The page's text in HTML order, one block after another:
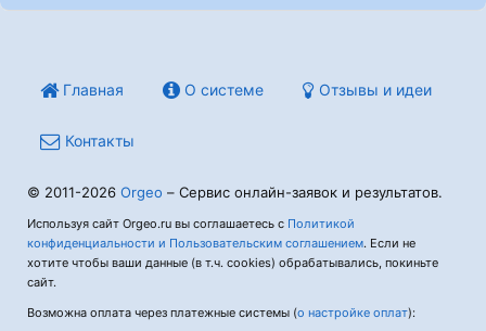
Главная О системе Отзывы и идеи
Контакты
© 2011-2026 Orgeo – Сервис онлайн-заявок и результатов.
Используя сайт Orgeo.ru вы соглашаетесь с Политикой
конфиденциальности и Пользовательским соглашением. Если не
хотите чтобы ваши данные (в т.ч. cookies) обрабатывались, покиньте
сайт.
Возможна оплата через платежные системы (о настройке оплат):